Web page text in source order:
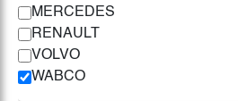
MERCEDES
RENAULT
VOLVO
WABCO